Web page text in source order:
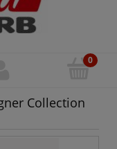
Collection